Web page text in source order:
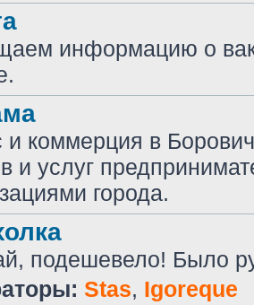
информацию о
и коммерция в
и услуг
города.
подешевело! Было
Stas, Igoreque